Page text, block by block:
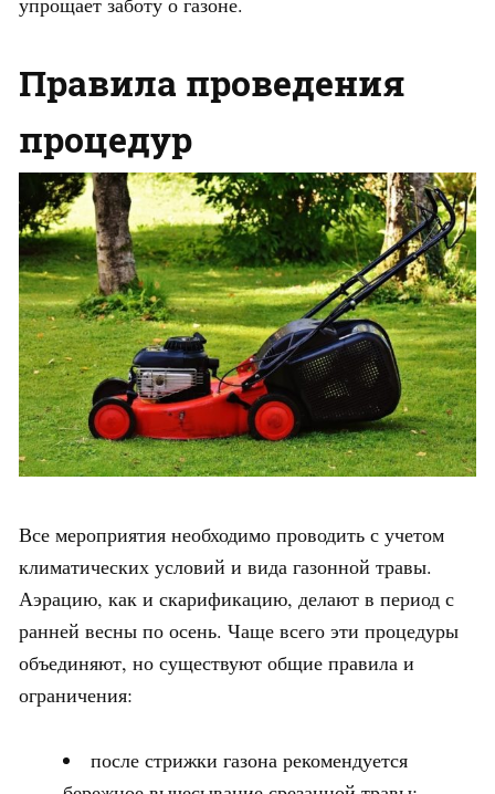
Правила проведения
процедур
Все мероприятия необходимо проводить с учетом
климатических условий и вида газонной травы.
Аэрацию, как и скарификацию, делают в период с
ранней весны по осень. Чаще всего эти процедуры
объединяют, но существуют общие правила и
ограничения:
после стрижки газона рекомендуется